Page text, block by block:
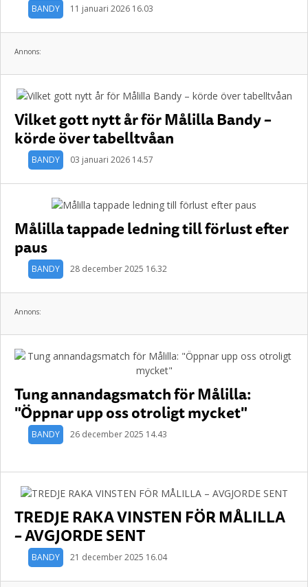
BANDY 11 januari 2026 16.03
Annons:
Vilket gott nytt år för Målilla Bandy –
körde över tabelltvåan
BANDY 03 januari 2026 14.57
Målilla tappade ledning till förlust efter
paus
BANDY 28 december 2025 16.32
Annons:
Tung annandagsmatch för Målilla:
"Öppnar upp oss otroligt mycket"
BANDY 26 december 2025 14.43
TREDJE RAKA VINSTEN FÖR MÅLILLA
– AVGJORDE SENT
BANDY 21 december 2025 16.04